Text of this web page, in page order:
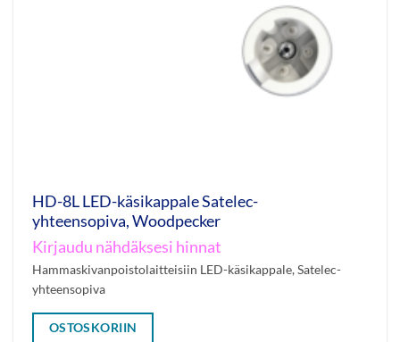
HD-8L LED-käsikappale Satelec-
yhteensopiva, Woodpecker
Kirjaudu nähdäksesi hinnat
Hammaskivanpoistolaitteisiin LED-käsikappale, Satelec-
yhteensopiva
OSTOSKORIIN